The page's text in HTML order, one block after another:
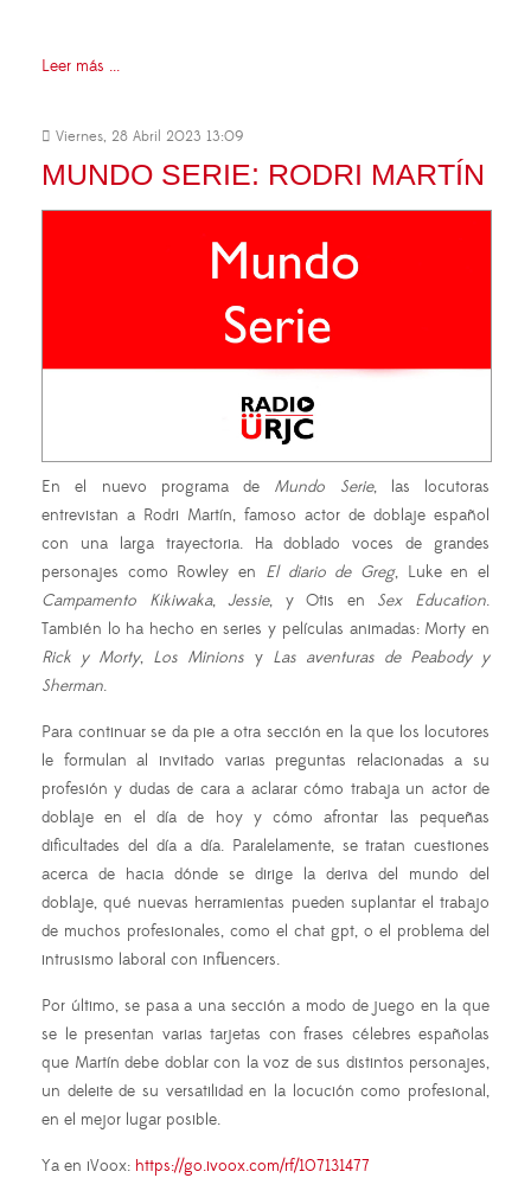
Leer más ...
Viernes, 28 Abril 2023 13:09
MUNDO SERIE: RODRI MARTÍN
En el nuevo programa de Mundo Serie, las locutoras
entrevistan a Rodri Martín, famoso actor de doblaje español
con una larga trayectoria. Ha doblado voces de grandes
personajes como Rowley en El diario de Greg, Luke en el
Campamento Kikiwaka,Jessie, y Otis en Sex Education.
También lo ha hecho en series y películas animadas: Morty en
Rick y Morty, Los Minions y Las aventuras de Peabody y
Sherman.
Para continuar se da pie a otra sección en la que los locutores
le formulan al invitado varias preguntas relacionadas a su
profesión y dudas de cara a aclarar cómo trabaja un actor de
doblaje en el día de hoy y cómo afrontar las pequeñas
dificultades del día a día. Paralelamente, se tratan cuestiones
acerca de hacia dónde se dirige la deriva del mundo del
doblaje, qué nuevas herramientas pueden suplantar el trabajo
de muchos profesionales, como el chat gpt, o el problema del
intrusismo laboral con influencers.
Por último, se pasa a una sección a modo de juego en la que
se le presentan varias tarjetas con frases célebres españolas
que Martín debe doblar con la voz de sus distintos personajes,
un deleite de su versatilidad en la locución como profesional,
en el mejor lugar posible.
Ya en iVoox: https://go.ivoox.com/rf/107131477